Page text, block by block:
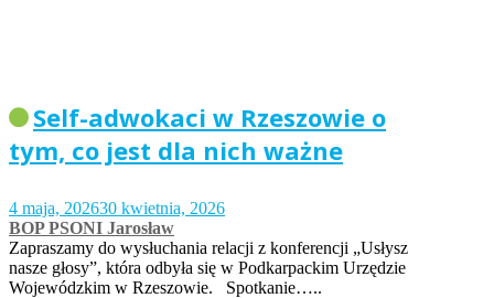
Self-adwokaci w Rzeszowie o
tym, co jest dla nich ważne
4 maja, 202630 kwietnia, 2026
BOP PSONI Jarosław
Zapraszamy do wysłuchania relacji z konferencji „Usłysz
nasze głosy”, która odbyła się w Podkarpackim Urzędzie
Wojewódzkim w Rzeszowie. Spotkanie…..